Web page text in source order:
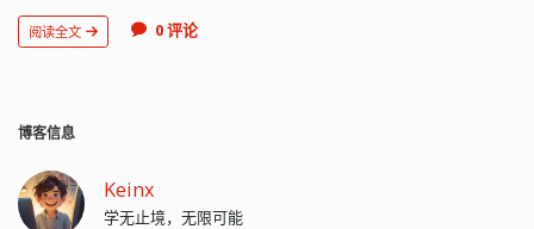
阅读全文 0 评论
博客信息
Keinx
学无止境，无限可能